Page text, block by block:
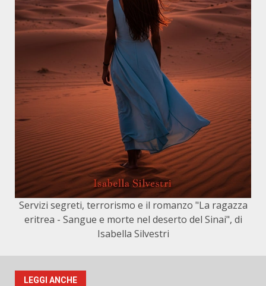
Servizi segreti, terrorismo e il romanzo "La ragazza
eritrea - Sangue e morte nel deserto del Sinai", di
Isabella Silvestri
LEGGI ANCHE